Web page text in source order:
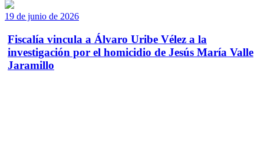
19 de junio de 2026
Fiscalía vincula a Álvaro Uribe Vélez a la
investigación por el homicidio de Jesús María Valle
Jaramillo